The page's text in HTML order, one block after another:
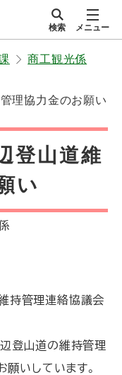
サイト内
検索 メニュー
商工観光係
理協力金のお願い
登山道維
い
持管理連絡協議会
登山道の維持管理
いしています。